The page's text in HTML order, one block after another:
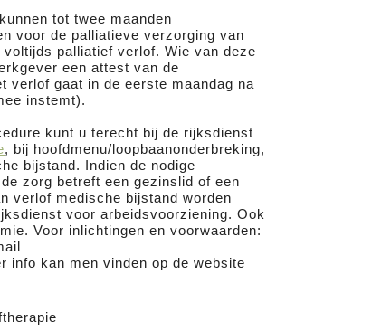
tot twee maanden
voor de palliatieve verzorging van
palliatief verlof. Wie van deze
een attest van de
verlof gaat in de eerste maandag na
instemt).
kunt u terecht bij de rijksdienst
, bij hoofdmenu/loopbaanonderbreking,
bijstand. Indien de nodige
zorg betreft een gezinslid of een
verlof medische bijstand worden
voor arbeidsvoorziening. Ook
Voor inlichtingen en voorwaarden:
info kan men vinden op de website